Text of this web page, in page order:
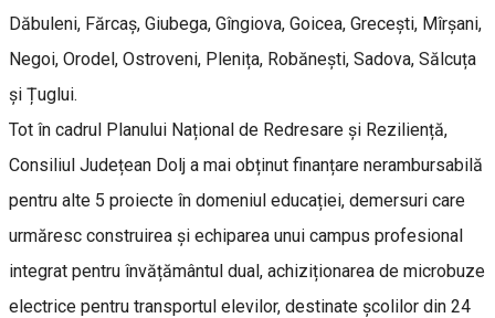
Dăbuleni, Fărcaș, Giubega, Gîngiova, Goicea, Grecești, Mîrșani,
Negoi, Orodel, Ostroveni, Plenița, Robănești, Sadova, Sălcuța
și Țuglui.
Tot în cadrul Planului Național de Redresare și Reziliență,
Consiliul Județean Dolj a mai obținut finanțare nerambursabilă
pentru alte 5 proiecte în domeniul educației, demersuri care
urmăresc construirea și echiparea unui campus profesional
integrat pentru învățământul dual, achiziționarea de microbuze
electrice pentru transportul elevilor, destinate școlilor din 24